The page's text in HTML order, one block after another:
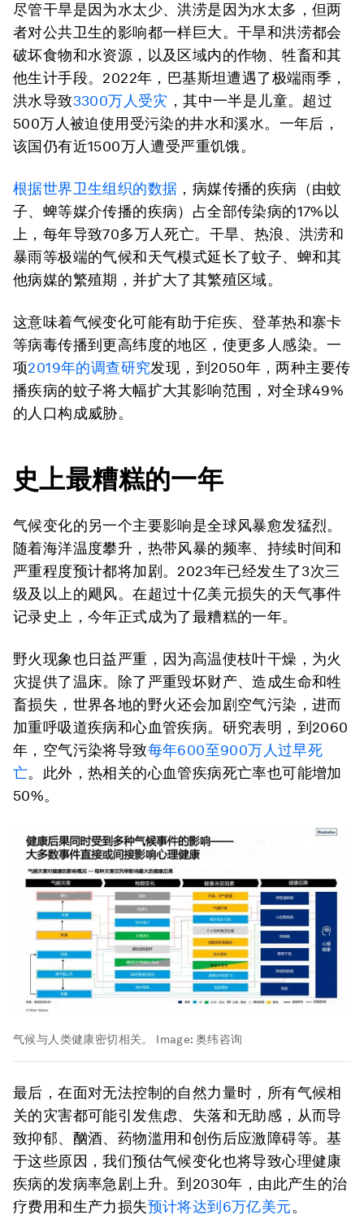
尽管干旱是因为水太少、洪涝是因为水太多，但两
者对公共卫生的影响都一样巨大。干旱和洪涝都会
破坏食物和水资源，以及区域内的作物、牲畜和其
他生计手段。2022年，巴基斯坦遭遇了极端雨季，
洪水导致3300万人受灾 ，其中一半是儿童。超过
500万人被迫使用受污染的井水和溪水。一年后，
该国仍有近1500万人遭受严重饥饿。
根据世界卫生组织的数据 ，病媒传播的疾病（由蚊
子、蜱等媒介传播的疾病）占全部传染病的17%以
上，每年导致70多万人死亡。干旱、热浪、洪涝和
暴雨等极端的气候和天气模式延长了蚊子、蜱和其
他病媒的繁殖期，并扩大了其繁殖区域。
这意味着气候变化可能有助于疟疾、登革热和寨卡
等病毒传播到更高纬度的地区，使更多人感染。一
项2019年的调查研究发现，到2050年，两种主要传
播疾病的蚊子将大幅扩大其影响范围，对全球49%
的人口构成威胁。
史上最糟糕的一年
气候变化的另一个主要影响是全球风暴愈发猛烈。
随着海洋温度攀升，热带风暴的频率、持续时间和
严重程度预计都将加剧。2023年已经发生了3次三
级及以上的飓风。在超过十亿美元损失的天气事件
记录史上，今年正式成为了最糟糕的一年。
野火现象也日益严重，因为高温使枝叶干燥，为火
灾提供了温床。除了严重毁坏财产、造成生命和牲
畜损失，世界各地的野火还会加剧空气污染，进而
加重呼吸道疾病和心血管疾病。研究表明，到2060
年，空气污染将导致每年600至900万人过早死
亡。此外，热相关的心血管疾病死亡率也可能增加
50%。
气候与人类健康密切相关。 Image:奥纬咨询
最后，在面对无法控制的自然力量时，所有气候相
关的灾害都可能引发焦虑、失落和无助感，从而导
致抑郁、酗酒、药物滥用和创伤后应激障碍等。基
于这些原因，我们预估气候变化也将导致心理健康
疾病的发病率急剧上升。到2030年，由此产生的治
疗费用和生产力损失预计将达到6万亿美元。